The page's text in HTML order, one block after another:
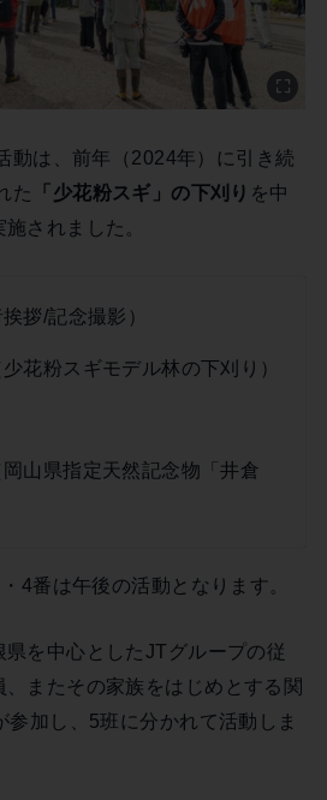
動は、前年（2024年）に引き続
た
「少花粉スギ」の下刈り を中
されました。
拶/記念撮影）
花粉スギモデル林の下刈り）
山県指定天然記念物「井倉
4番は午後の活動となります。
県を中心としたJTグループの従
またその家族をはじめとする関
加し、5班に分かれて活動しま